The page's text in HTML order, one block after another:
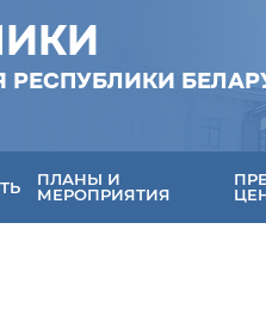
ПЛАНЫ И
МЕРОПРИЯТИЯ